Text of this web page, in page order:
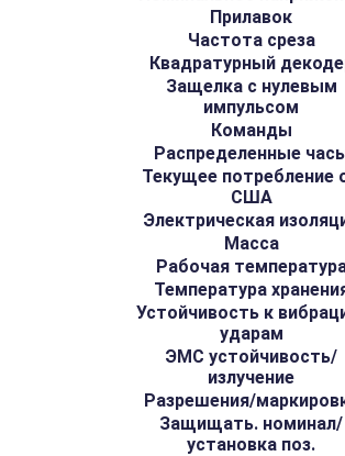
Прилавок
Частота среза
Квадратурный
Защелка с нулевым
импульсом
Команды
Распределенные
Текущее потребление
США
Электрическая
Масса
Рабочая
Температура
Устойчивость к
ударам
ЭМС устойчивость/
излучение
Разрешения/
Защищать. номинал/
установка поз.